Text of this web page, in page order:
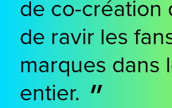
de co-création
de ravir les
marques dans
entier.